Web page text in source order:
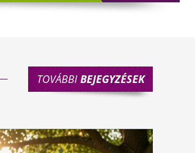
TOVÁBBIBEJEGYZÉSEK